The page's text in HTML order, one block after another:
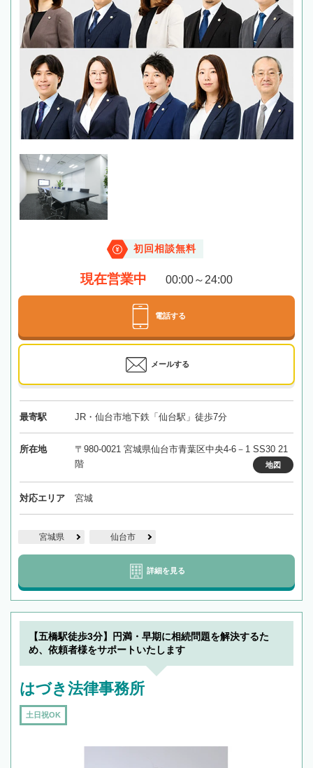
初回相談無料
現在営業中 00:00～24:00
電話する
メールする
最寄駅 JR・仙台市地下鉄「仙台駅」徒歩7分
所在地
〒980-0021 宮城県仙台市青葉区中央4-6－1 SS30 21
階
地図
対応エリア 宮城
宮城県 仙台市
詳細を見る
【五橋駅徒歩3分】円満・早期に相続問題を解決するた
め、依頼者様をサポートいたします
はづき法律事務所
土日祝OK